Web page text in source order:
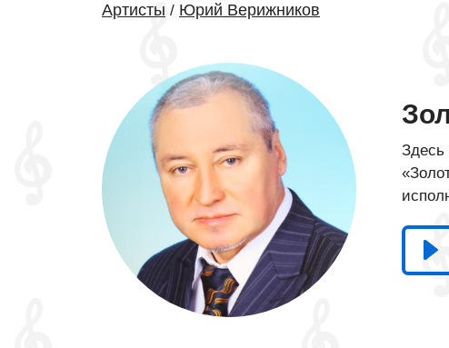
Артисты / Юрий Верижников
Здесь